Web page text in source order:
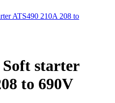
Soft starter
to 690V